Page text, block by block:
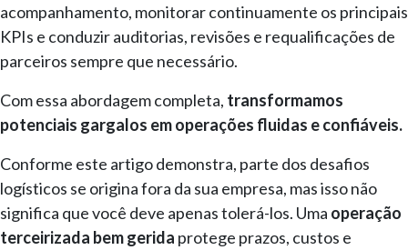
acompanhamento, monitorar continuamente os principais
KPIs e conduzir auditorias, revisões e requalificações de
parceiros sempre que necessário.
Com essa abordagem completa, transformamos
potenciais gargalos em operações fluidas e confiáveis.
Conforme este artigo demonstra, parte dos desafios
logísticos se origina fora da sua empresa, mas isso não
significa que você deve apenas tolerá-los. Uma operação
terceirizada bem gerida protege prazos, custos e